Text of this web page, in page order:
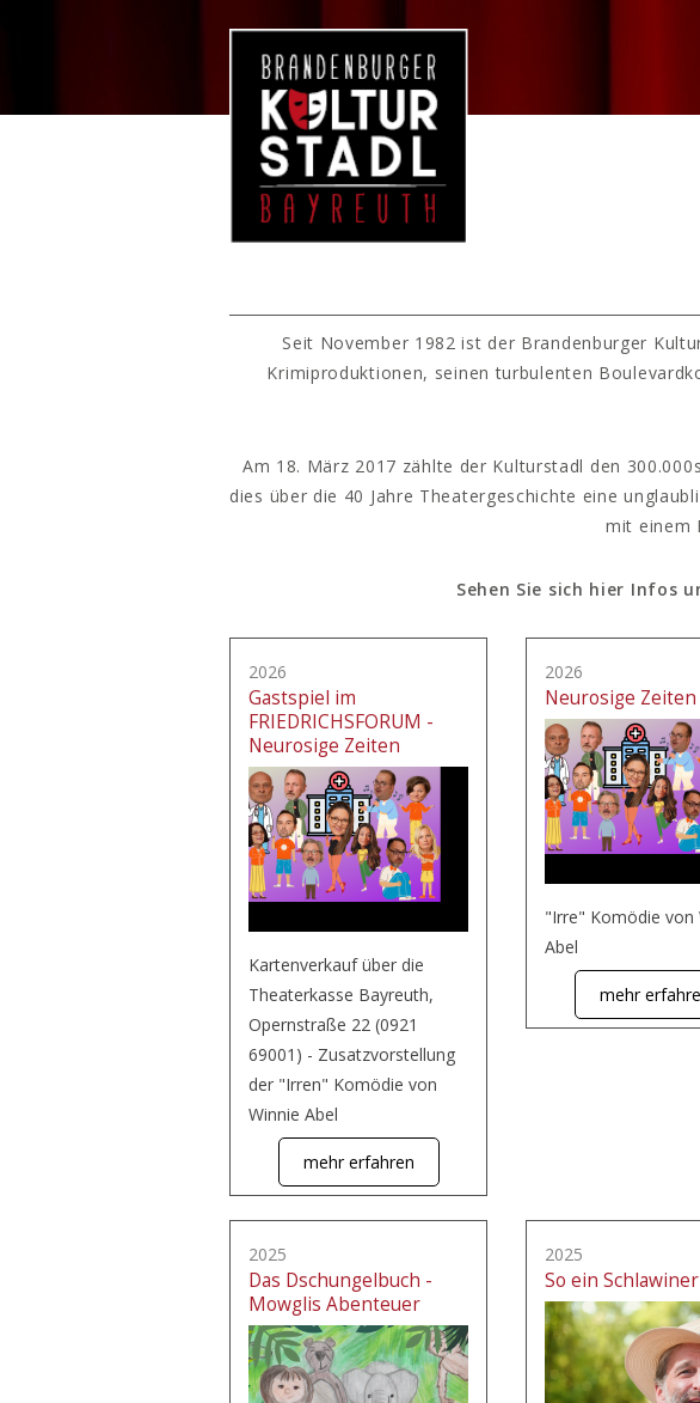
Seit November 1982 ist der Brandenburger
Krimiproduktionen, seinen turbulenten
Am 18. März 2017 zählte der Kulturstadl den
dies über die 40 Jahre Theatergeschichte eine
mit einem
Sehen Sie sich hier Infos
2026
Gastspiel im
FRIEDRICHSFORUM -
Neurosige Zeiten
Kartenverkauf über die
Theaterkasse Bayreuth,
Opernstraße 22 (0921
69001) - Zusatzvorstellung
der "Irren" Komödie von
Winnie Abel
mehr erfahren
2026
Neurosige Zeiten
"Irre" Komödie von
Abel
mehr
2025
Das Dschungelbuch -
Mowglis Abenteuer
2025
So ein Schlawiner